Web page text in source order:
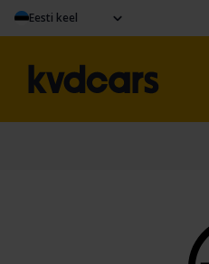
Eesti keel